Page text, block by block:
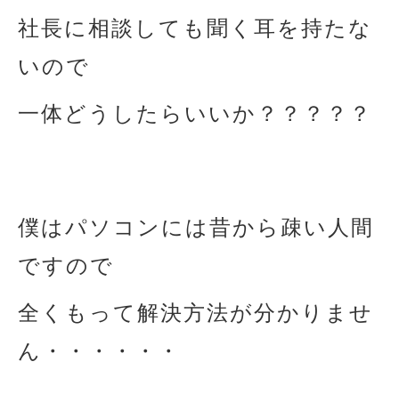
社長に相談しても聞く耳を持たな
いので
一体どうしたらいいか？？？？？
僕はパソコンには昔から疎い人間
ですので
全くもって解決方法が分かりませ
ん・・・・・・